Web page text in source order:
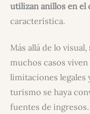
utilizan anillos en el
característica.
Más allá de lo visual,
muchos casos
limitaciones legales
turismo se haya
fuentes de ingresos.